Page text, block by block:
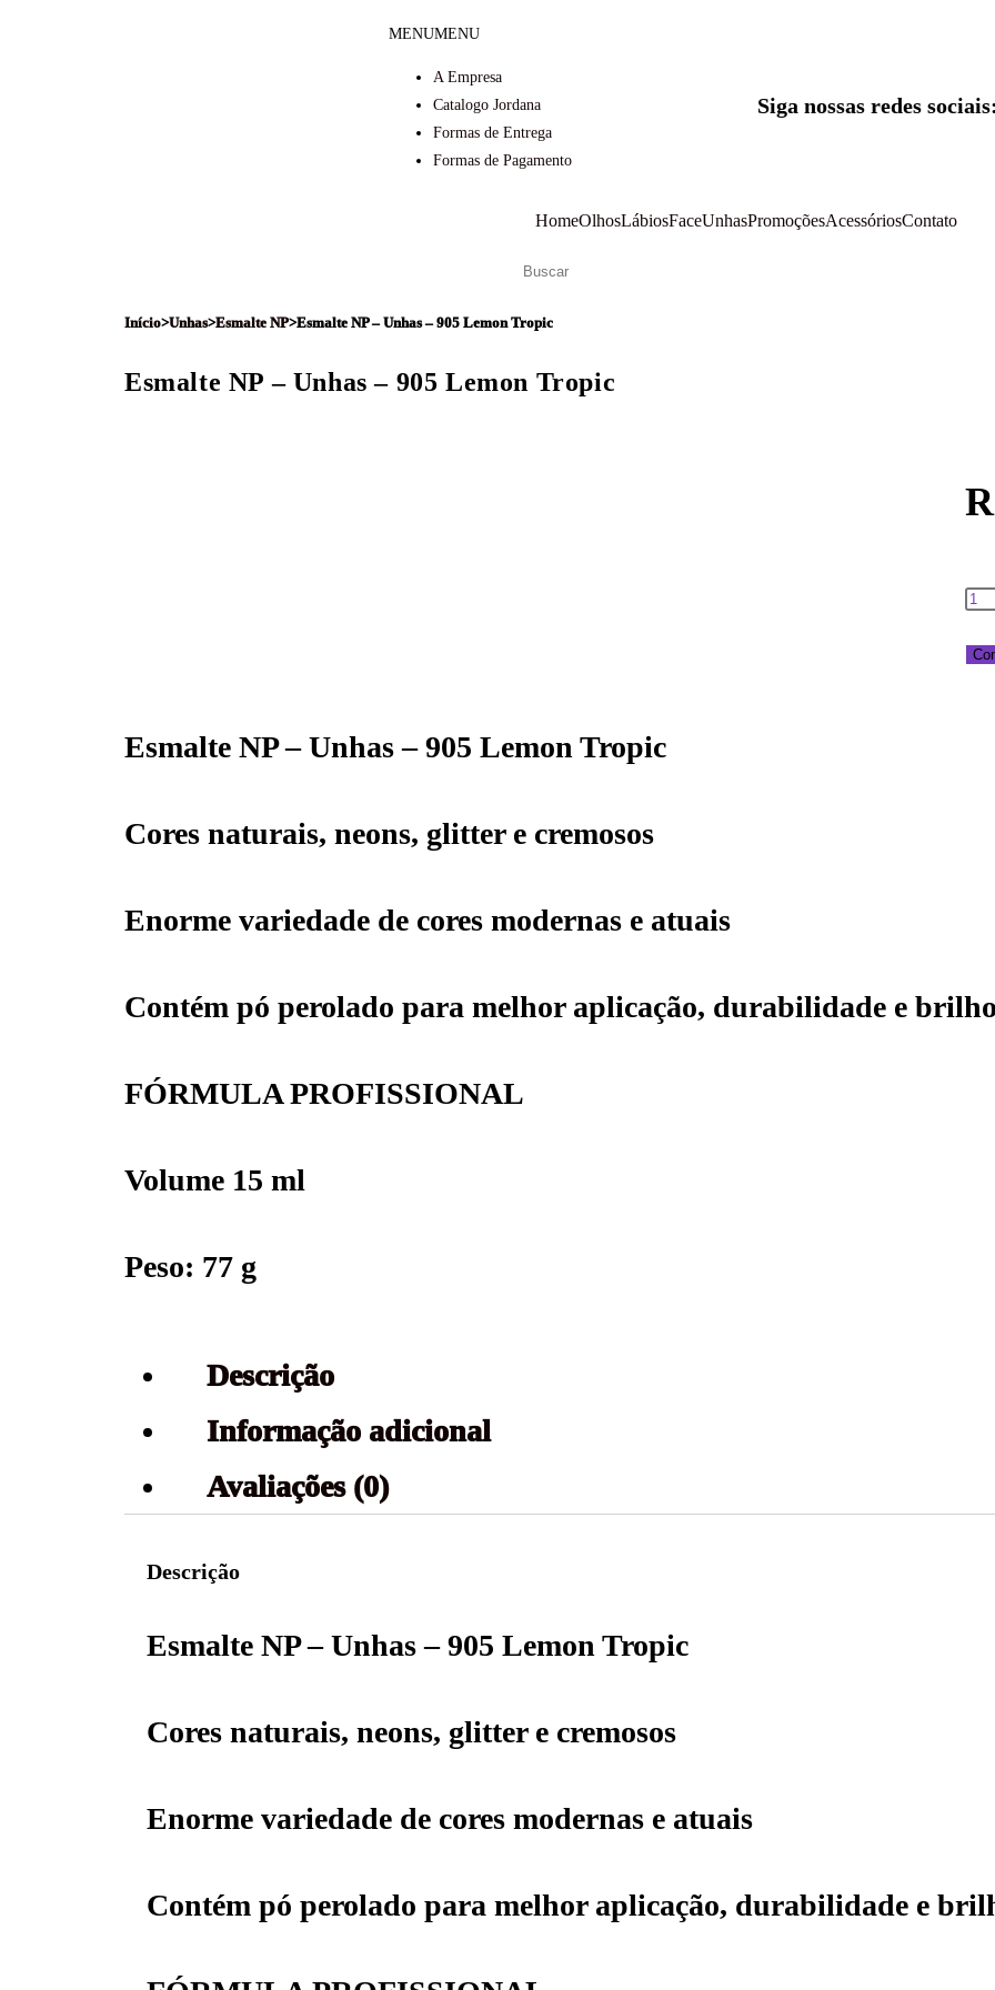
MENUMENU
A Empresa
Catalogo Jordana
Formas de Entrega
Formas de Pagamento
Siga nossas redes
HomeOlhosLábiosFaceUnhasPromoçõesAcessóriosContato
Início>Unhas>Esmalte NP>Esmalte NP – Unhas – 905 Lemon Tropic
Esmalte NP – Unhas – 905 Lemon Tropic
Esmalte NP – Unhas – 905 Lemon Tropic
Cores naturais, neons, glitter e cremosos
Enorme variedade de cores modernas e atuais
Contém pó perolado para melhor aplicação, durabilidade e
FÓRMULA PROFISSIONAL
Volume 15 ml
Peso: 77 g
Descrição
Informação adicional
Avaliações (0)
Descrição
Esmalte NP – Unhas – 905 Lemon Tropic
Cores naturais, neons, glitter e cremosos
Enorme variedade de cores modernas e atuais
Contém pó perolado para melhor aplicação, durabilidade e